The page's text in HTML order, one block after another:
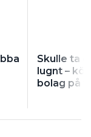
Skulle ta
lugnt –
bolag på